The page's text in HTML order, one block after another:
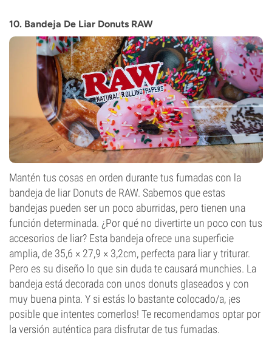
10. Bandeja De Liar Donuts RAW
Mantén tus cosas en orden durante tus fumadas con la
bandeja de liar Donuts de RAW. Sabemos que estas
bandejas pueden ser un poco aburridas, pero tienen una
función determinada. ¿Por qué no divertirte un poco con tus
accesorios de liar? Esta bandeja ofrece una superficie
amplia, de 35,6 × 27,9 × 3,2cm, perfecta para liar y triturar.
Pero es su diseño lo que sin duda te causará munchies. La
bandeja está decorada con unos donuts glaseados y con
muy buena pinta. Y si estás lo bastante colocado/a, ¡es
posible que intentes comerlos! Te recomendamos optar por
la versión auténtica para disfrutar de tus fumadas.